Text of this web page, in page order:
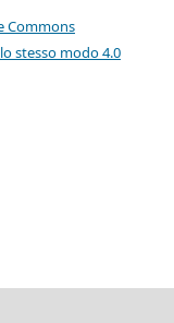
Commons
stesso modo 4.0